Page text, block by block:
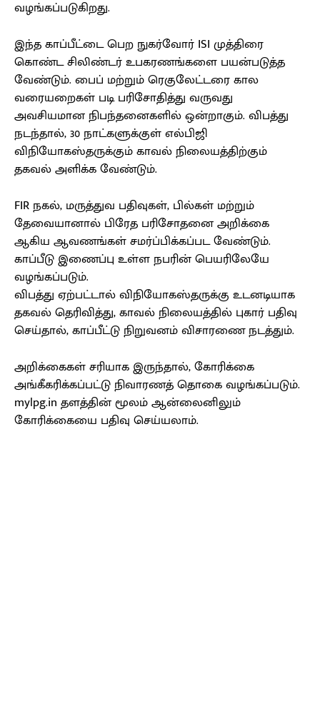
வழங்கப்படுகிறது.
இந்த காப்பீட்டை பெற நுகர்வோர் ISI முத்திரை
கொண்ட சிலிண்டர் உபகரணங்களை பயன்படுத்த
வேண்டும். பைப் மற்றும் ரெகுலேட்டரை கால
வரையறைகள் படி பரிசோதித்து வருவது
அவசியமான நிபந்தனைகளில் ஒன்றாகும். விபத்து
நடந்தால், 30 நாட்களுக்குள் எல்பிஜி
விநியோகஸ்தருக்கும் காவல் நிலையத்திற்கும்
தகவல் அளிக்க வேண்டும்.
FIR நகல், மருத்துவ பதிவுகள், பில்கள் மற்றும்
தேவையானால் பிரேத பரிசோதனை அறிக்கை
ஆகிய ஆவணங்கள் சமர்ப்பிக்கப்பட வேண்டும்.
காப்பீடு இணைப்பு உள்ள நபரின் பெயரிலேயே
வழங்கப்படும்.
விபத்து ஏற்பட்டால் விநியோகஸ்தருக்கு உடனடியாக
தகவல் தெரிவித்து, காவல் நிலையத்தில் புகார் பதிவு
செய்தால், காப்பீட்டு நிறுவனம் விசாரணை நடத்தும்.
அறிக்கைகள் சரியாக இருந்தால், கோரிக்கை
அங்கீகரிக்கப்பட்டு நிவாரணத் தொகை வழங்கப்படும்.
mylpg.in தளத்தின் மூலம் ஆன்லைனிலும்
கோரிக்கையை பதிவு செய்யலாம்.